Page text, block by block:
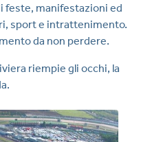
feste, manifestazioni ed
sport e intrattenimento.
da non perdere.
riempie gli occhi, la